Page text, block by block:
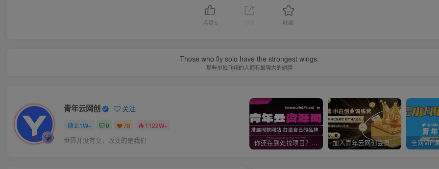
点赞0 收藏
Those who fly solo have the strongest wings.
那些单独飞翔的人拥有最强大的翅膀
青年云网创 关注
2.1W+ 0 78 1122W+
世界并没有变，改变的是我们 你还在到处找项目？还在当韭菜？我靠卖项目一个月收入5万+，曾经我也是个失败者。 加入青年云网创会员，全站资源免费学习。加入高级合伙人，推广日入1000+